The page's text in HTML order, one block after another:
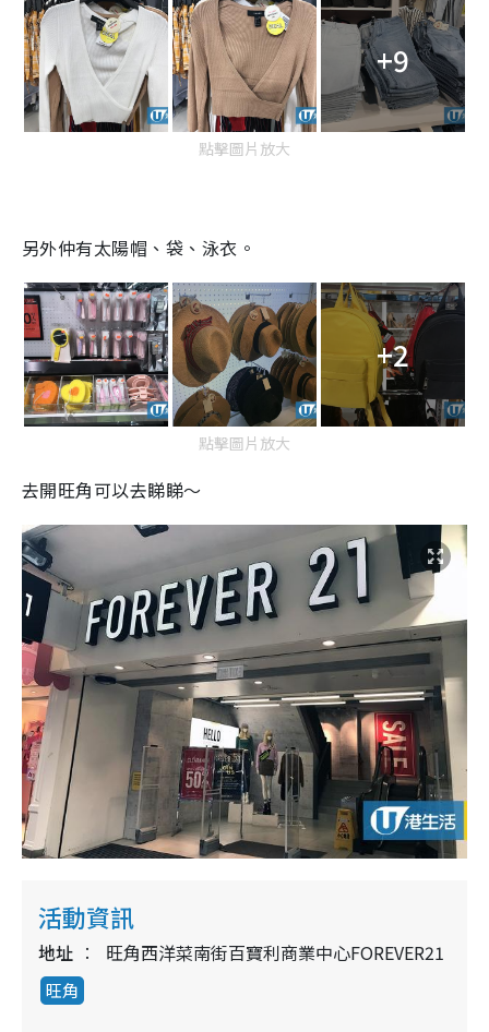
+9
點擊圖片放大
另外仲有太陽帽、袋、泳衣。
+2
點擊圖片放大
去開旺角可以去睇睇～
活動資訊
地址 旺角西洋菜南街百寶利商業中心FOREVER21
旺角